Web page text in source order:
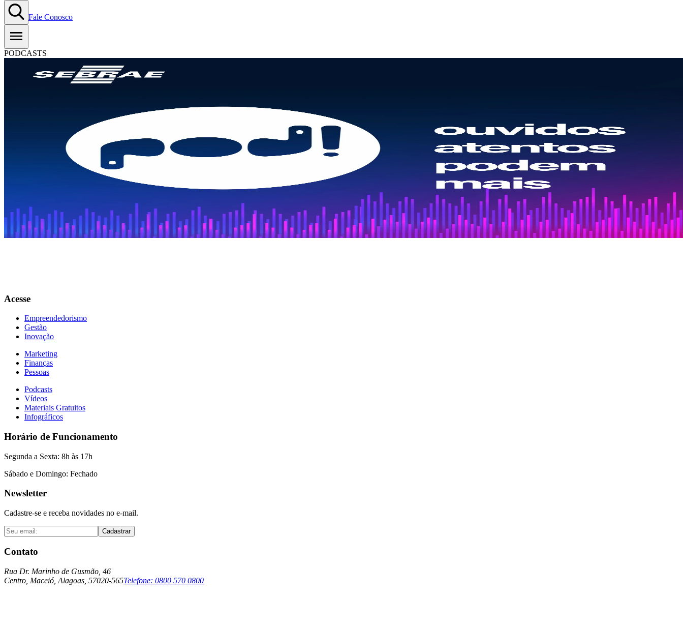
Fale Conosco
PODCASTS
#T04E06: Artesanato como Negócio | Com Petrúcia Lopes &#8211; Inbordal
WhatsApp
O bordado de Filé é um dos patrimônios culturais mais importantes de Alagoas. As peças feitas à mão têm chamado a atenção não apenas dos turistas que visitam Alagoas, mas também o interesse de marcas
nacionais e lojas de museus como o MASP, em São Paulo. Para falar sobre esse tema recebemos Petrúcia Lopes, do Instituto do Bordado Filé das Lagoas, o Inbordal.
Acesse
Empreendedorismo
Gestão
Inovação
Marketing
Finanças
Pessoas
Podcasts
Vídeos
Materiais Gratuitos
Infográficos
Horário de Funcionamento
Segunda a Sexta: 8h às 17h
Sábado e Domingo: Fechado
Newsletter
Cadastre-se e receba novidades no e-mail.
Cadastrar
Contato
Rua Dr. Marinho de Gusmão, 46
Centro, Maceió, Alagoas, 57020-565Telefone: 0800 570 0800